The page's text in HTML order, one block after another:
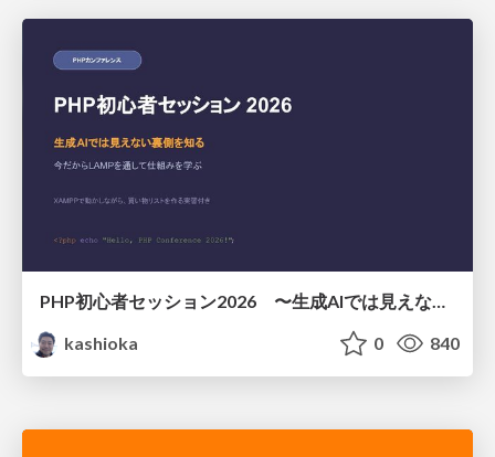
PHP初心者セッション2026 〜生成AIでは見えない裏側を知る：今だからLAMPを通して仕組みを学ぶ〜
kashioka
0 840